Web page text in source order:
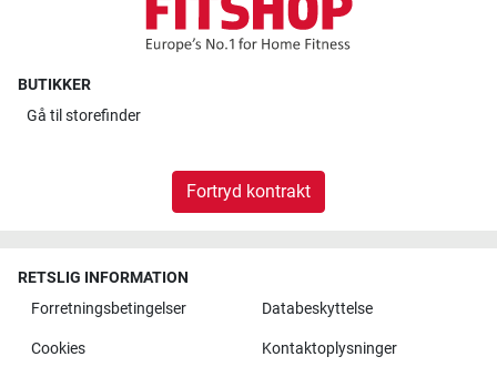
BUTIKKER
Gå til storefinder
Fortryd kontrakt
RETSLIG INFORMATION
Forretningsbetingelser
Databeskyttelse
Cookies Kontaktoplysninger